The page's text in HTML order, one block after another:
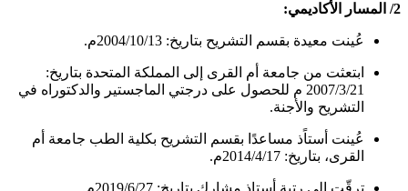
2/ المسار الأكاديمي:
عُينت معيدة بقسم التشريح بتاريخ: 2004/10/13م.
ابتعثت من جامعة أم القرى إلى المملكة المتحدة بتاريخ:
2007/3/21 م للحصول على درجتي الماجستير والدكتوراه في
التشريح والأجنة.
عُينت أستاًذ مساعدًا بقسم التشريح بكلية الطب جامعة أم
القرى، بتاريخ: 2014/4/17م.